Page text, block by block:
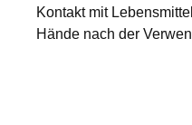
Kontakt mit
Hände nach der